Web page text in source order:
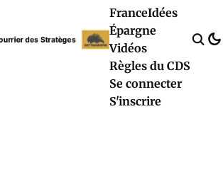
FranceIdées
Épargne
Vidéos
Règles du CDS
Se connecter
S'inscrire